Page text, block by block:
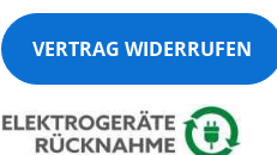
VERTRAG WIDERRUFEN